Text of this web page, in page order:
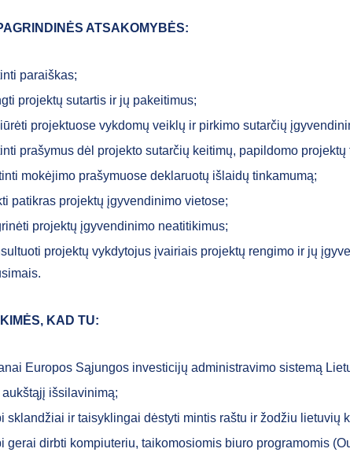
ATSAKOMYBĖS:
paraiškas;
projektų sutartis ir jų pakeitimus;
projektuose vykdomų veiklų ir pirkimo sutarčių
prašymus dėl projekto sutarčių keitimų, papildomo projektų
mokėjimo prašymuose deklaruotų išlaidų tinkamumą;
patikras projektų įgyvendinimo vietose;
projektų įgyvendinimo neatitikimus;
projektų vykdytojus įvairiais projektų rengimo ir jų
KAD TU:
Europos Sąjungos investicijų administravimo sistemą
aukštąjį išsilavinimą;
sklandžiai ir taisyklingai dėstyti mintis raštu ir žodžiu lietuvių
gerai dirbti kompiuteriu, taikomosiomis biuro programomis